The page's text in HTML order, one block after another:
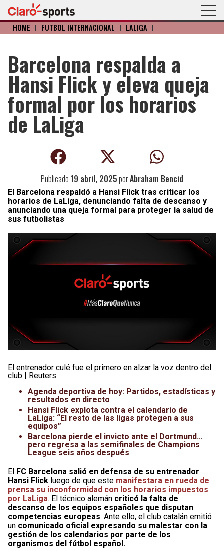
HOME I FÚTBOL INTERNACIONAL I LALIGA I
Barcelona respalda a
Hansi Flick y eleva queja
formal por los horarios
de LaLiga
Publicado 19 abril, 2025porAbraham Bencid
El Barcelona respaldó a Hansi Flick tras criticar los
horarios de LaLiga, denunciando falta de descanso y
anunciando una queja formal para proteger la salud de
sus futbolistas
El entrenador culé fue el primero en alzar la voz dentro del
club | Reuters
Agenda deportiva de hoy: Partidos, estadísticas y
resultados en directo
Hansi Flick explota contra el calendario de
LaLiga: “El resto de las ligas protegen a sus
equipos”
Barcelona pierde el invicto ante el Dortmund…
pero regresa a las semifinales de Champions
League seis años después
El FC Barcelona salió en defensa de su entrenador
Hansi Flick luego de que este manifestara en rueda de
prensa su inconformidad con los horarios impuestos
por LaLiga. El técnico alemán criticó la falta de
descanso de los equipos españoles que disputan
competencias europeas. Ante ello, el club catalán emitió
un comunicado oficial expresando su malestar con la
gestión de los calendarios por parte de los
organismos del fútbol español.